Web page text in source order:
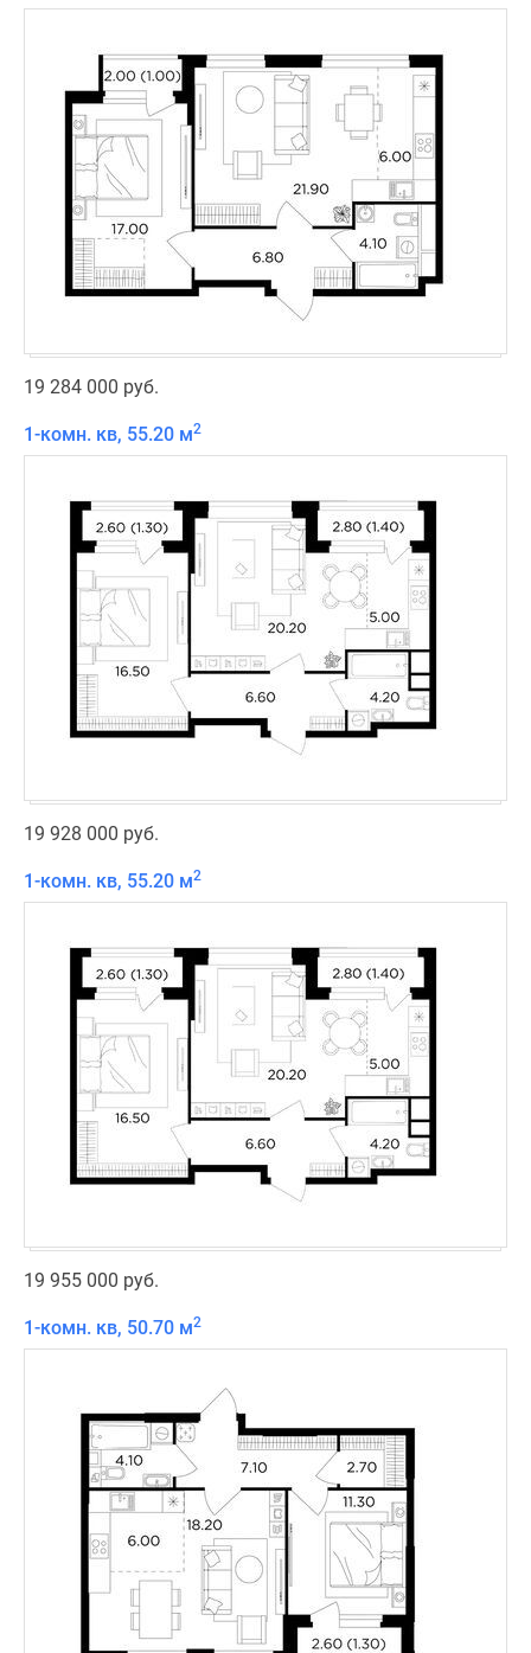
19 284 000 руб.
1-комн. кв, 55.20 м2
19 928 000 руб.
1-комн. кв, 55.20 м2
19 955 000 руб.
1-комн. кв, 50.70 м2